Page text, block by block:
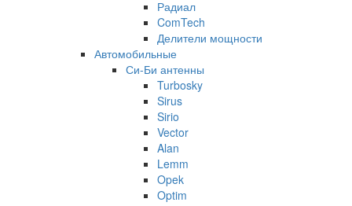
Радиал
ComTech
Делители мощности
Автомобильные
Си-Би антенны
Turbosky
Sirus
Sirio
Vector
Alan
Lemm
Opek
Optim